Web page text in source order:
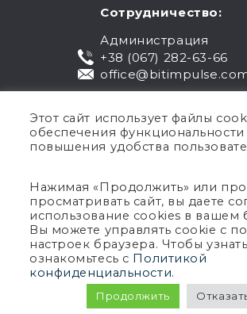
Сотрудничество:
Администрация
+38 (067) 282-63-66
Публичная оферта
Гарантия
Политика
Условия использования
Авторское право © 2005-2026 BIT
Все права защищены.
Этот сайт использует файлы
обеспечения функциональности
повышения удобства
Нажимая «Продолжить» или
просматривать сайт, вы даете
использование cookies в вашем
Вы можете управлять cookie с
настроек браузера. Чтобы
ознакомьтесь с Политикой
конфиденциальности.
Продолжить